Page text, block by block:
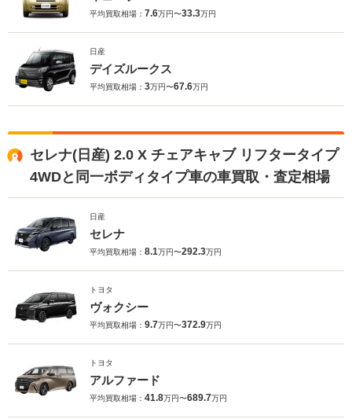
平均買取相場： 7.6万円〜33.3万円
日産
デイズルークス
平均買取相場： 3万円〜67.6万円
セレナ(日産) 2.0 X チェアキャブ リフタータイプ
4WDと同一ボディタイプ車の車買取・査定相場
日産
セレナ
平均買取相場： 8.1万円〜292.3万円
トヨタ
ヴォクシー
平均買取相場： 9.7万円〜372.9万円
トヨタ
アルファード
平均買取相場： 41.8万円〜689.7万円